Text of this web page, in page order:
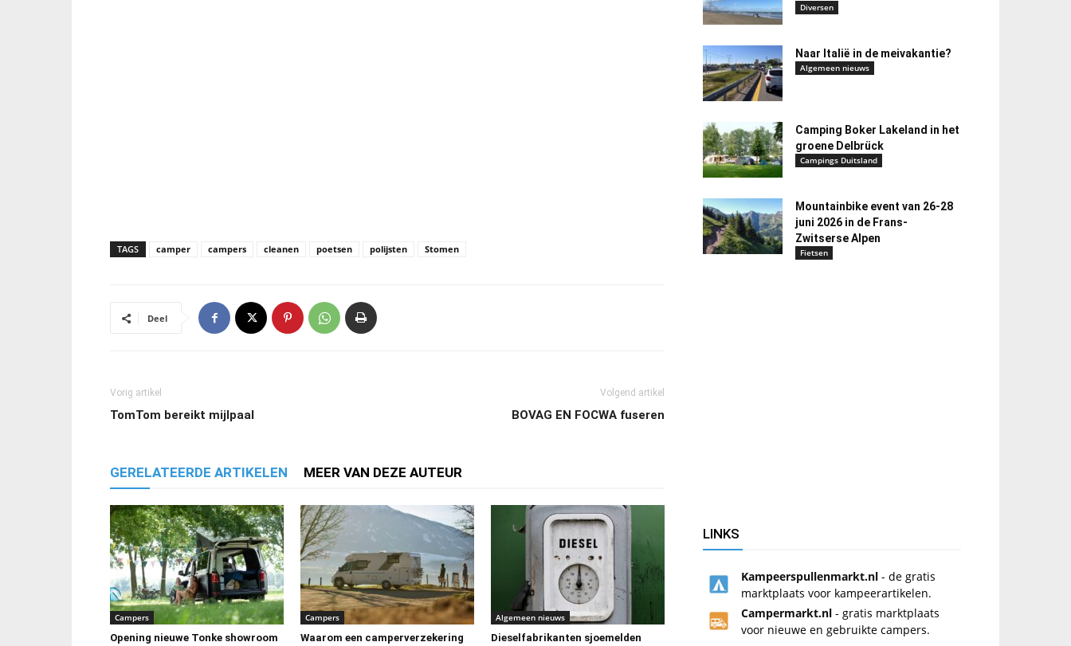
TAGS camper campers cleanen poetsen polijsten Stomen
Deel
Vorig artikel
TomTom bereikt mijlpaal
Volgend artikel
BOVAG EN FOCWA fuseren
GERELATEERDE ARTIKELEN MEER VAN DEZE AUTEUR
Campers
Opening nieuwe Tonke showroom
Campers
Waarom een camperverzekering
Algemeen nieuws
Dieselfabrikanten sjoemelden
Diversen
Naar Italië in de meivakantie?
Algemeen nieuws
Camping Boker Lakeland in het
groene Delbrück
Campings Duitsland
Mountainbike event van 26-28
juni 2026 in de Frans-
Zwitserse Alpen
Fietsen
LINKS
Kampeerspullenmarkt.nl - de gratis
marktplaats voor kampeerartikelen.
Campermarkt.nl - gratis marktplaats
voor nieuwe en gebruikte campers.